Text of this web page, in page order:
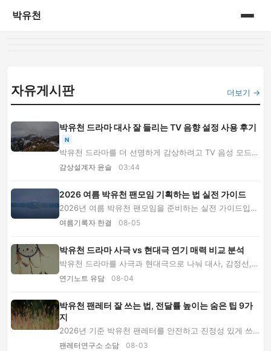
박유천
자유게시판
박유천 드라마 대사 잘 들리는 TV 음향 설정 사용 후기
N
박유천 드라마를 더 선명하게 감상하려고 TV 음성 모드와
사운드바, 이어폰, 자막을 직접 비교했습니다....
감상설계자 윤슬 03:44
2026 여름 박유천 팬모임 기획하는 법 실전 가이드
2026년 여름 박유천 팬모임을 준비하는 실전 가이드입니
다. 장소와 예산 비교부터 작품 감상 프로그램, ...
여름기록자 한결 08-05
박유천 드라마 사극 vs 현대극 연기 매력 비교 분석
박유천 드라마를 사극과 현대극으로 나눠 대사, 감정선,
캐릭터 몰입도와 재시청 가치를 비교합니다. 성...
연기노트 유담 08-04
박유천 팬레터 잘 쓰는 법, 전달률 높이는 숨은 팁 9가
지
2026년 기준 박유천 팬레터를 안전하고 진정성 있게 쓰
는 방법을 소개합니다. 공식 주소 확인부터 문장 ...
팬레터연구소 소담 08-03
더보기 →